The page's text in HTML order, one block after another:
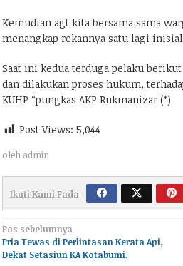
Kemudian agt kita bersama sama
menangkap rekannya satu lagi inisial
Saat ini kedua terduga pelaku
dan dilakukan proses hukum,
KUHP “pungkas AKP Rukmanizar (*)
Post Views: 5,044
oleh admin
Ikuti Kami Pada
Navigasi
pos
Pos sebelumnya
Pria Tewas di Perlintasan Kerata Api,
Dekat Setasiun KA Kotabumi.